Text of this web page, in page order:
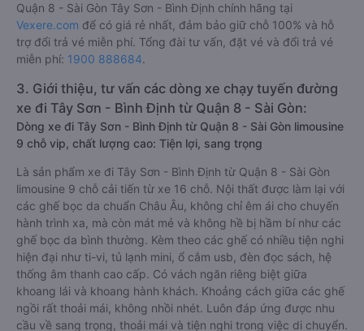
Quận 8 - Sài Gòn Tây Sơn - Bình Định chính hãng tại
Vexere.com để có giá rẻ nhất, đảm bảo giữ chỗ 100% và hỗ
trợ đổi trả vé miễn phí. Tổng đài tư vấn, đặt vé và đổi trả vé
miễn phí: 1900 888684.
3. Giới thiệu, tư vấn các dòng xe chạy tuyến đường
xe đi Tây Sơn - Bình Định từ Quận 8 - Sài Gòn:
Dòng xe đi Tây Sơn - Bình Định từ Quận 8 - Sài Gòn limousine
9 chỗ vip, chất lượng cao: Tiện lợi, sang trọng
Là sản phẩm xe đi Tây Sơn - Bình Định từ Quận 8 - Sài Gòn
limousine 9 chỗ cải tiến từ xe 16 chỗ. Nội thất được làm lại với
các ghế bọc da chuẩn Châu Âu, không chỉ êm ái cho chuyến
hành trình xa, mà còn mát mẻ và không hề bị hầm bí như các
ghế bọc da bình thường. Kèm theo các ghế có nhiều tiện nghi
hiện đại như ti-vi, tủ lạnh mini, ổ cắm usb, đèn đọc sách, hệ
thống âm thanh cao cấp. Có vách ngăn riêng biệt giữa
khoang lái và khoang hành khách. Khoảng cách giữa các ghế
ngồi rất thoải mái, không nhồi nhét. Luôn đáp ứng được nhu
cầu về sang trọng, thoải mái và tiện nghi trong việc di chuyển.